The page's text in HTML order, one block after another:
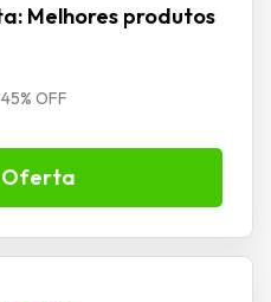
Melhores produtos
OFF
Oferta